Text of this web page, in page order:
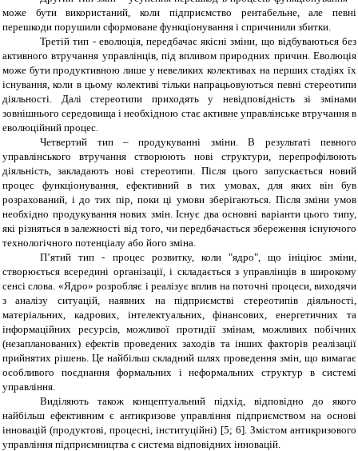
може бути використаний, коли підприємство рентабельне, але певні
перешкоди порушили сформоване функціонування і спричинили збитки.
Третій тип - еволюція, передбачає якісні зміни, що відбуваються без
активного втручання управлінців, під впливом природних причин. Еволюція
може бути продуктивною лише у невеликих колективах на перших стадіях їх
існування, коли в цьому колективі тільки напрацьовуються певні стереотипи
діяльності. Далі стереотипи приходять у невідповідність зі змінами
зовнішнього середовища і необхідною стає активне управлінське втручання в
еволюційний процес.
Четвертий тип – продукуванні зміни. В результаті певного
управлінського втручання створюють нові структури, перепрофілюють
діяльність, закладають нові стереотипи. Після цього запускається новий
процес функціонування, ефективний в тих умовах, для яких він був
розрахований, і до тих пір, поки ці умови зберігаються. Після зміни умов
необхідно продукування нових змін. Існує два основні варіанти цього типу,
які різняться в залежності від того, чи передбачається збереження існуючого
технологічного потенціалу або його зміна.
П’ятий тип - процес розвитку, коли "ядро", що ініціює зміни,
створюється всередині організації, і складається з управлінців в широкому
сенсі слова. «Ядро» розробляє і реалізує вплив на поточні процеси, виходячи
з аналізу ситуацій, наявних на підприємстві стереотипів діяльності,
матеріальних, кадрових, інтелектуальних, фінансових, енергетичних та
інформаційних ресурсів, можливої протидії змінам, можливих побічних
(незапланованих) ефектів проведених заходів та інших факторів реалізації
прийнятих рішень. Це найбільш складний шлях проведення змін, що вимагає
особливого поєднання формальних і неформальних структур в системі
управління.
Виділяють також концептуальний підхід, відповідно до якого
найбільш ефективним є антикризове управління підприємством на основі
інновацій (продуктові, процесні, інституційні) [5; 6]. Змістом антикризового
управління підприємництва є система відповідних інновацій.